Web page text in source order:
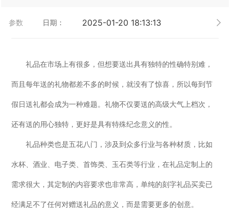
低压电气行业
参数 日期： 2025-01-20 18:13:13
礼品在市场上有很多，但想要送出具有独特的性确特别难，
而且每年送的礼物都差不多的时候，就没有了惊喜，所以每到节
假日送礼都会成为一种难题。礼物不仅要送的高级大气上档次，
还有送的用心独特，更好是具有特殊纪念意义的性。
礼品种类也是五花八门，涉及到众多行业与各种材质，比如
水杯、酒业、电子类、首饰类、玉石类等行业，在礼品定制上的
需求很大，其定制的内容要求也非常高，单纯的刻字礼品买卖已
经满足不了任何对赠送礼品的意义，而是需要更多的创意。